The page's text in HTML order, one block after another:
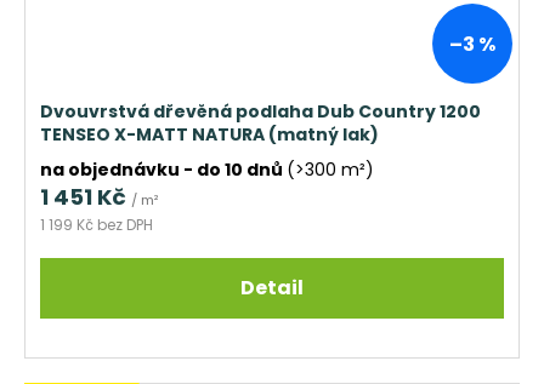
–3 %
Dvouvrstvá dřevěná podlaha Dub Country 1200
TENSEO X-MATT NATURA (matný lak)
na objednávku - do 10 dnů (>300 m²)
1 199 Kč bez DPH
1 451 Kč / m²
Detail